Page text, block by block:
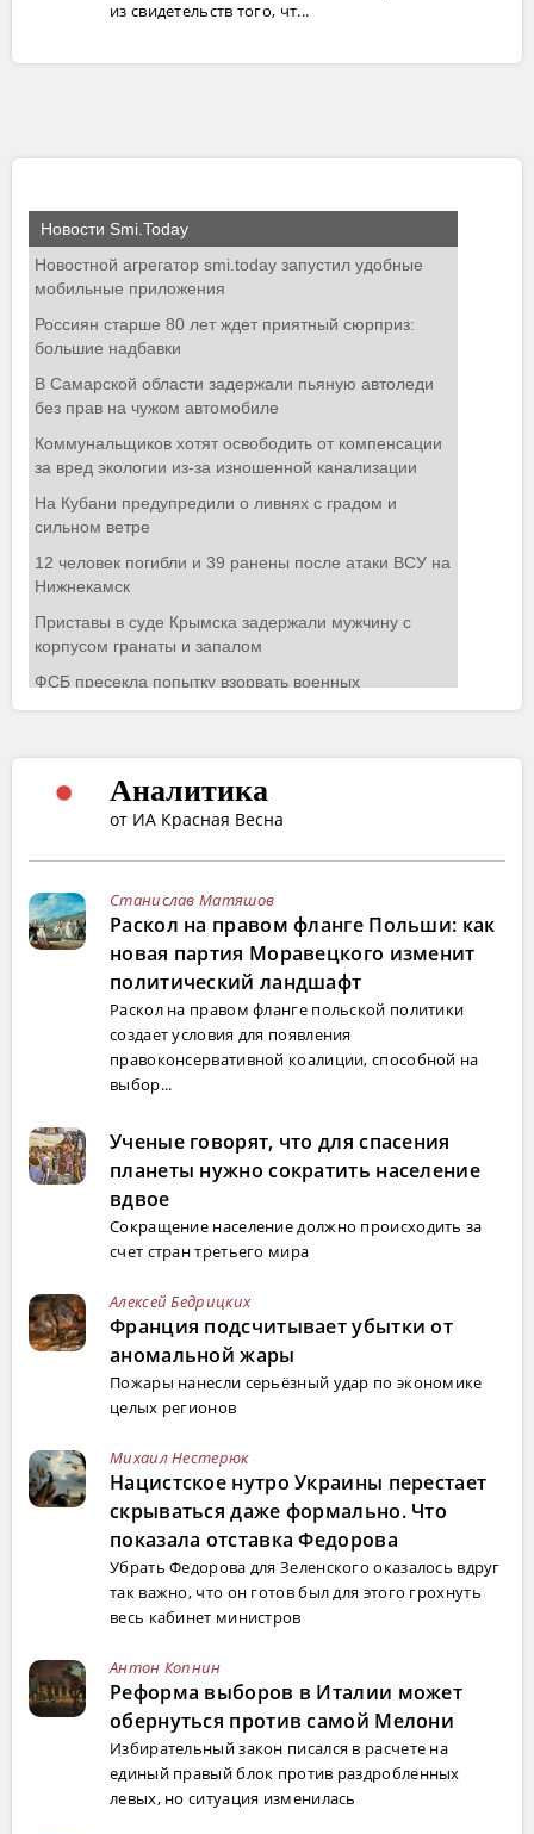
из свидетельств того, чт...
Аналитика
от ИА Красная Весна
Станислав Матяшов
Раскол на правом фланге Польши: как
новая партия Моравецкого изменит
политический ландшафт
Раскол на правом фланге польской политики
создает условия для появления
правоконсервативной коалиции, способной на
выбор...
Ученые говорят, что для спасения
планеты нужно сократить население
вдвое
Сокращение население должно происходить за
счет стран третьего мира
Алексей Бедрицких
Франция подсчитывает убытки от
аномальной жары
Пожары нанесли серьёзный удар по экономике
целых регионов
Михаил Нестерюк
Нацистское нутро Украины перестает
скрываться даже формально. Что
показала отставка Федорова
Убрать Федорова для Зеленского оказалось вдруг
так важно, что он готов был для этого грохнуть
весь кабинет министров
Антон Копнин
Реформа выборов в Италии может
обернуться против самой Мелони
Избирательный закон писался в расчете на
единый правый блок против раздробленных
левых, но ситуация изменилась